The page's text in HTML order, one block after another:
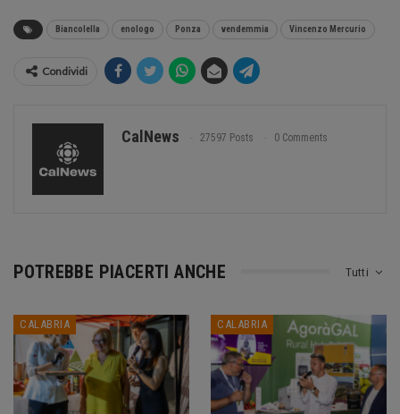
Biancolella enologo Ponza vendemmia Vincenzo Mercurio
Condividi
CalNews 27597 Posts 0 Comments
Tutti
POTREBBE PIACERTI ANCHE
CALABRIA CALABRIA